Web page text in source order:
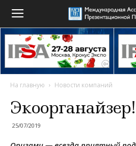
На главную Новости компаний
Экоорганайзер!
25/07/2019